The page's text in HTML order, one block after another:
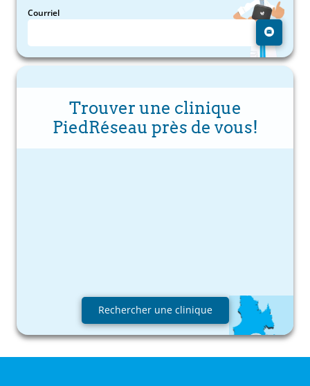
Courriel
Trouver une clinique
PiedRéseau près de vous!
Rechercher une clinique